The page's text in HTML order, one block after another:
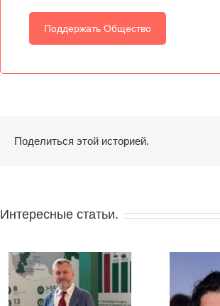
Поддержать Общество
Поделиться этой историей.
Интересные статьи.